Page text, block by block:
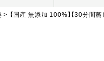
【国産 無添加 100%】【30分間